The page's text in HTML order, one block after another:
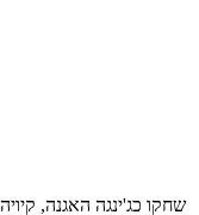
שחקו כג'ינגה האגנה,